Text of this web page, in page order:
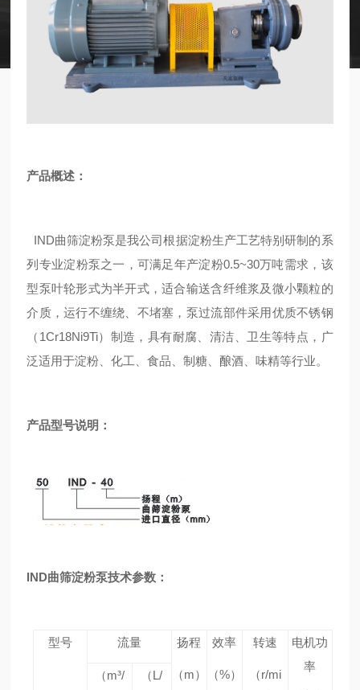
产品概述：
IND曲筛淀粉泵是我公司根据淀粉生产工艺特别研制的系
列专业淀粉泵之一，可满足年产淀粉0.5~30万吨需求，该
型泵叶轮形式为半开式，适合输送含纤维浆及微小颗粒的
介质，运行不缠绕、不堵塞，泵过流部件采用优质不锈钢
（ 1Cr18Ni9Ti）制造，具有耐腐、清洁、卫生等特点，广
泛适用于淀粉、化工、食品、制糖、酿酒、味精等行业。
产品型号说明：
IND曲筛淀粉泵技术参数：
型号 流量 扬程
（m）
效率
（%）
转速
（r/mi
电机功
率
（m³/
（L/